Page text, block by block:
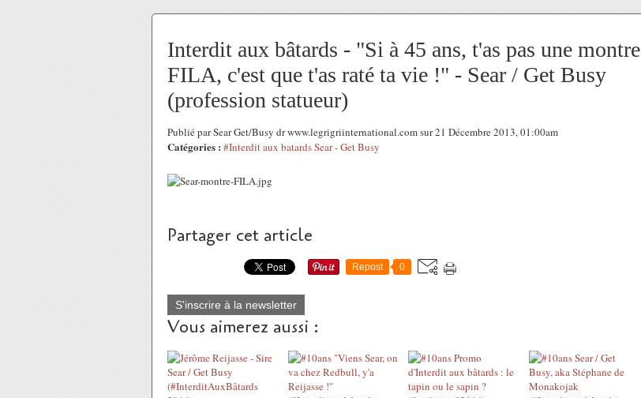
Interdit aux bâtards - "Si à 45 ans, t'as pas une montre
FILA, c'est que t'as raté ta vie !" - Sear / Get Busy
(profession statueur)
Publié par Sear Get/Busy dr www.legrigriinternational.com sur 21 Décembre 2013, 01:00am
Catégories : #Interdit aux batards Sear - Get Busy
Partager cet article
Repost 0
S'inscrire à la newsletter
Vous aimerez aussi :